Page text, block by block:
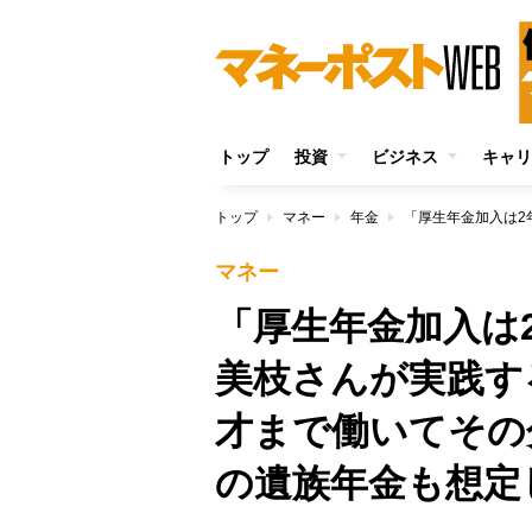
トップ 投資 ビジネス キャ
トップ マネー 年金
マネー
「厚生年金加入
美枝さんが実践
才まで働いてそ
の遺族年金も想